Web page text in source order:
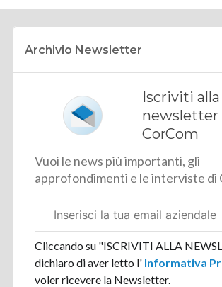
Archivio Newsletter
Iscriviti alla
newsletter
CorCom
Vuoi le news più importanti, gli
approfondimenti e le interviste di
aziendale
Cliccando su "ISCRIVITI ALLA
dichiaro di aver letto l' Informativa
voler ricevere la Newsletter.